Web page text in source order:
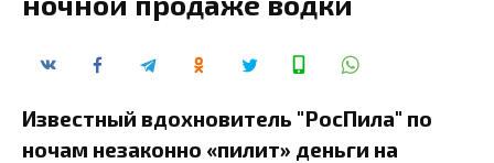
Известный вдохновитель "РосПила" по
ночам незаконно «пилит» деньги на